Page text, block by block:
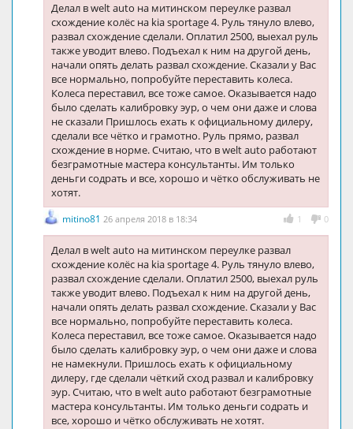
Делал в welt auto на митинском переулке развал
схождение колёс на kia sportage 4. Руль тянуло влево,
развал схождение сделали. Оплатил 2500, выехал руль
также уводит влево. Подъехал к ним на другой день,
начали опять делать развал схождение. Сказали у Вас
все нормально, попробуйте переставить колеса.
Колеса переставил, все тоже самое. Оказывается надо
было сделать калибровку эур, о чем они даже и слова
не сказали Пришлось ехать к официальному дилеру,
сделали все чётко и грамотно. Руль прямо, развал
схождение в норме. Считаю, что в welt auto работают
безграмотные мастера консультанты. Им только
деньги содрать и все, хорошо и чётко обслуживать не
хотят.
1 0
mitino81 26 апреля 2018 в 18:34
Делал в welt auto на митинском переулке развал
схождение колёс на kia sportage 4. Руль тянуло влево,
развал схождение сделали. Оплатил 2500, выехал руль
также уводит влево. Подъехал к ним на другой день,
начали опять делать развал схождение. Сказали у Вас
все нормально, попробуйте переставить колеса.
Колеса переставил, все тоже самое. Оказывается надо
было сделать калибровку эур, о чем они даже и слова
не намекнули. Пришлось ехать к официальному
дилеру, где сделали чёткий сход развал и калибровку
эур. Считаю, что в welt auto работают безграмотные
мастера консультанты. Им только деньги содрать и
все, хорошо и чётко обслуживать не хотят.